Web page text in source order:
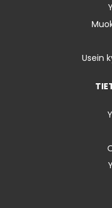
Usein